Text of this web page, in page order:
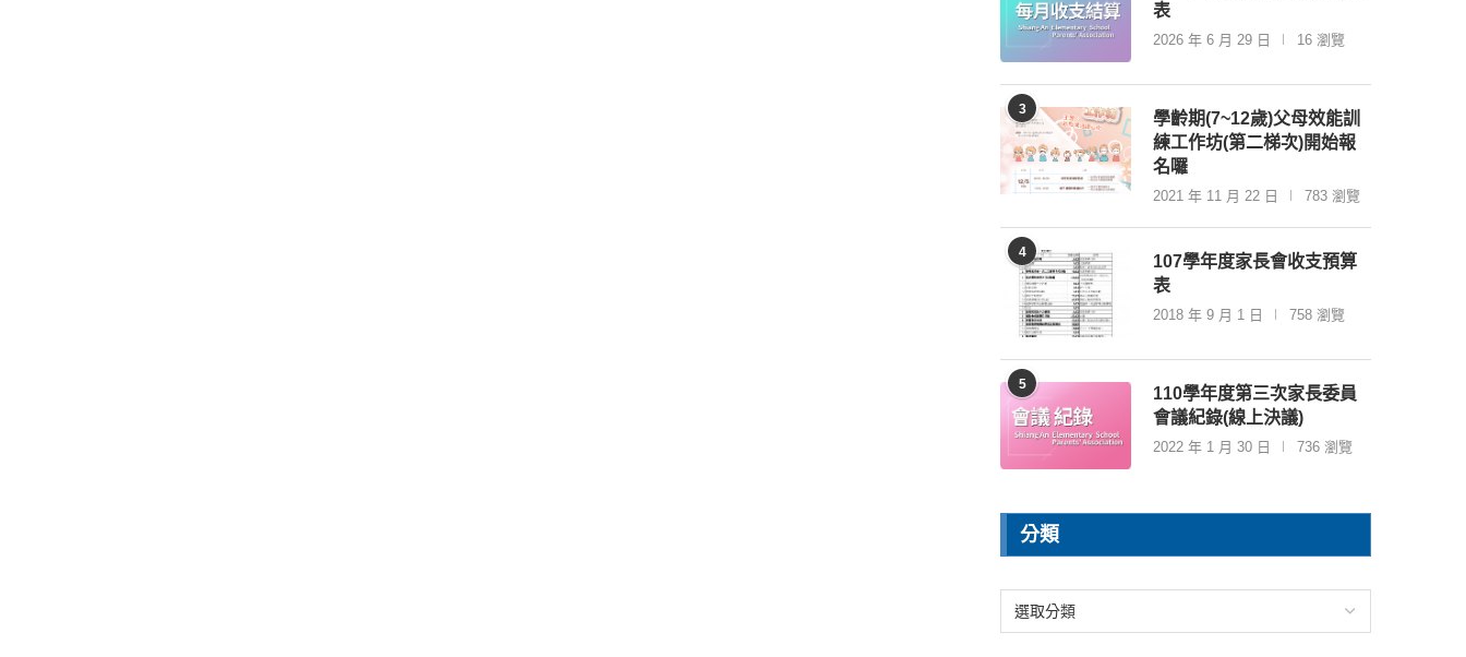
表
2026 年 6 月 29 日 16 瀏覽
3
學齡期(7~12歲)父母效能訓
練工作坊(第二梯次)開始報
名囉
2021 年 11 月 22 日 783 瀏覽
4
107學年度家長會收支預算
表
2018 年 9 月 1 日 758 瀏覽
5
110學年度第三次家長委員
會議紀錄(線上決議)
2022 年 1 月 30 日 736 瀏覽
分類